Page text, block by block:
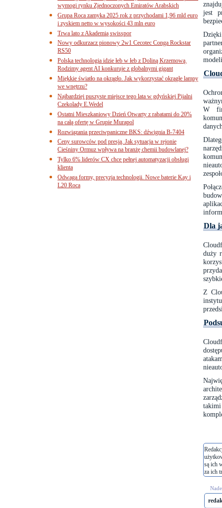
jest
W
Dla
duży
Z
są ich
za ich
wymogi rynku Zjednoczonych Emiratów Arabskich
Grupa Roca zamyka 2025 rok z przychodami 1,96 mld euro
i zyskiem netto w wysokości 43 mln euro
Trwa lato z Akademią swisspor
Nowy odkurzacz pionowy 2w1 Cecotec Conga Rockstar
RS50
Polska technologia idzie łeb w łeb z Doliną Krzemową.
Rodzimy agent AI konkuruje z globalnymi gigant
Miękkie światło na okrągło. Jak wykorzystać okrągłe lampy
we wnętrzu?
Najbardziej puszyste miejsce tego lata w gdyńskiej Pijalni
Czekolady E.Wedel
Ostatni Mieszkaniowy Dzień Otwarty z rabatami do 20%
na całą ofertę w Grupie Murapol
Rozwiązania przeciwpaniczne BKS: dźwignia B-7404
Ceny surowców pod presją. Jak sytuacja w rejonie
Cieśniny Ormuz wpływa na branżę chemii budowlanej?
Tylko 6% liderów CX chce pełnej automatyzacji obsługi
klienta
Odwaga formy, precyzja technologii. Nowe baterie Kay i
L20 Roca